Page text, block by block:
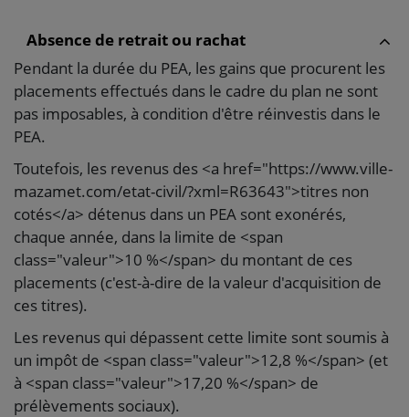
Absence de retrait ou rachat
Pendant la durée du PEA, les gains que procurent les
placements effectués dans le cadre du plan ne sont
pas imposables, à condition d'être réinvestis dans le
PEA.
Toutefois, les revenus des <a href="https://www.ville-
mazamet.com/etat-civil/?xml=R63643">titres non
cotés</a> détenus dans un PEA sont exonérés,
chaque année, dans la limite de <span
class="valeur">10 %</span> du montant de ces
placements (c'est-à-dire de la valeur d'acquisition de
ces titres).
Les revenus qui dépassent cette limite sont soumis à
un impôt de <span class="valeur">12,8 %</span> (et
à <span class="valeur">17,20 %</span> de
prélèvements sociaux).